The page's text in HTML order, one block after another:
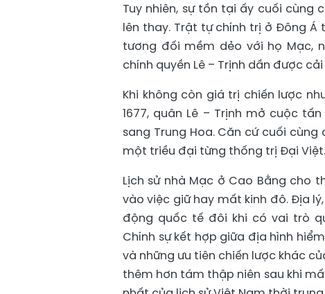
Tuy nhiên, sự tồn tại ấy cuối cùng
lên thay. Trật tự chính trị ở Đông Á
tương đối mềm dẻo với họ Mạc,
chính quyền Lê – Trịnh dần được
Khi không còn giá trị chiến lược
1677, quân Lê – Trịnh mở cuộc
sang Trung Hoa. Căn cứ cuối
một triều đại từng thống trị Đại Việt.
Lịch sử nhà Mạc ở Cao Bằng cho
vào việc giữ hay mất kinh đô. Địa
động quốc tế đôi khi có vai trò
Chính sự kết hợp giữa địa hình
và những ưu tiên chiến lược khác
thêm hơn tám thập niên sau khi